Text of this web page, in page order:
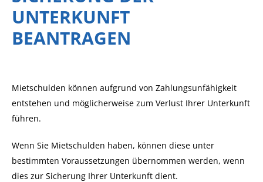
UNTERKUNFT
BEANTRAGEN
Mietschulden können aufgrund von Zahlungsunfähigkeit
entstehen und möglicherweise zum Verlust Ihrer Unterkunft
führen.
Wenn Sie Mietschulden haben, können diese unter
bestimmten Voraussetzungen übernommen werden, wenn
dies zur Sicherung Ihrer Unterkunft dient.